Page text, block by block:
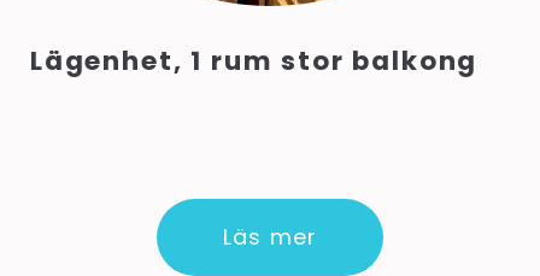
Lägenhet, 1 rum stor balkong
Läs mer